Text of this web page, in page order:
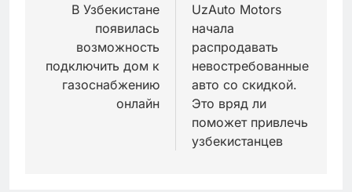
записям
В Узбекистане
появилась
возможность
подключить дом к
газоснабжению
онлайн
UzAuto Motors
начала
распродавать
невостребованные
авто со скидкой.
Это вряд ли
поможет привлечь
узбекистанцев